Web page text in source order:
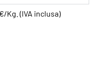
Kg. (IVA inclusa)